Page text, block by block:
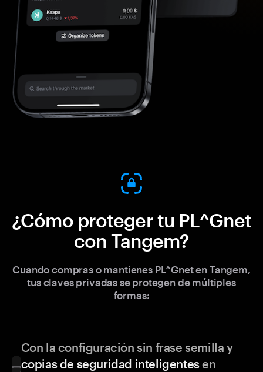
¿Cómo proteger tu PL^Gnet
con Tangem?
Cuando compras o mantienes PL^Gnet en Tangem,
tus claves privadas se protegen de múltiples
formas:
Con la configuración sin frase semilla y
copias de seguridad inteligentesen